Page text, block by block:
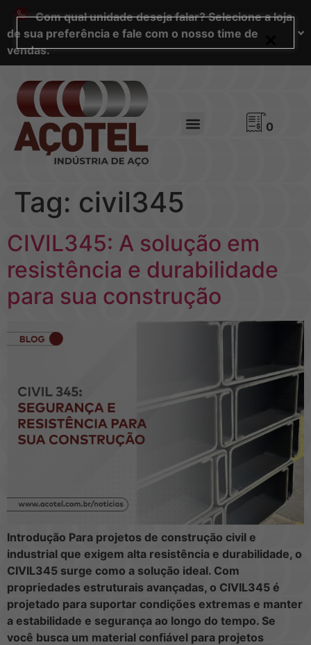
Com qual unidade deseja falar? Selecione a loja
de sua preferência e fale com o nosso time de
vendas.
0
Tag: civil345
CIVIL345: A solução em
resistência e durabilidade
para sua construção
Introdução Para projetos de construção civil e
industrial que exigem alta resistência e durabilidade, o
CIVIL345 surge como a solução ideal. Com
propriedades estruturais avançadas, o CIVIL345 é
projetado para suportar condições extremas e manter
a estabilidade e segurança ao longo do tempo. Se
você busca um material confiável para projetos